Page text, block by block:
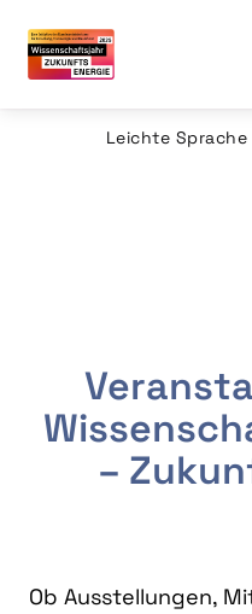
Leichte Sprache
–
Ob Ausstellungen,